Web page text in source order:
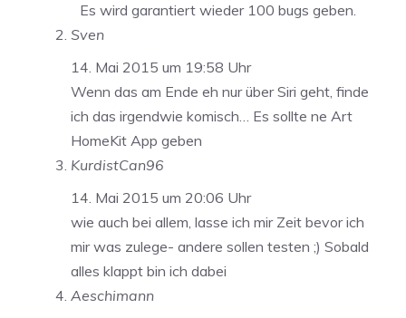
Es wird garantiert wieder 100 bugs geben.
Sven
14. Mai 2015 um 19:58 Uhr
Wenn das am Ende eh nur über Siri geht, finde
ich das irgendwie komisch… Es sollte ne Art
HomeKit App geben
KurdistCan96
14. Mai 2015 um 20:06 Uhr
wie auch bei allem, lasse ich mir Zeit bevor ich
mir was zulege- andere sollen testen ;) Sobald
alles klappt bin ich dabei
Aeschimann